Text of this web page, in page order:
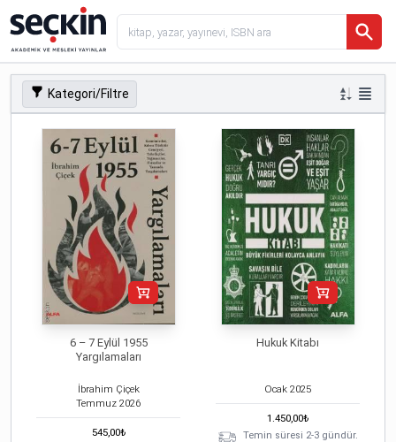
Kategori/Filtre
6 – 7 Eylül 1955
Yargılamaları
İbrahim Çiçek
Temmuz 2026
545,00₺
Hukuk Kitabı
Ocak 2025
1.450,00₺
Temin süresi 2-3 gündür.